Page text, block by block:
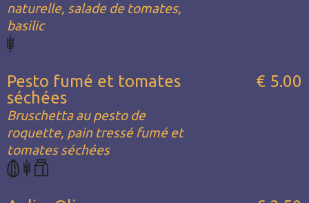
naturelle, salade de tomates,
basilic
Pesto fumé et tomates
séchées
Bruschetta au pesto de
roquette, pain tressé fumé et
tomates séchées
€ 5.00